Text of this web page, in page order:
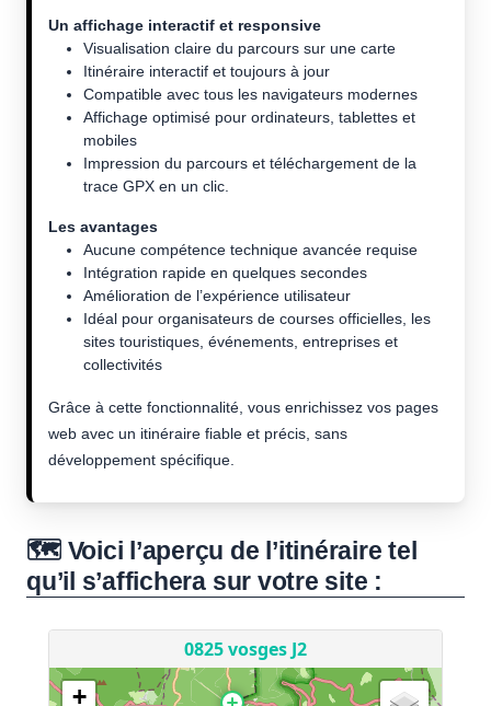
Un affichage interactif et responsive
Visualisation claire du parcours sur une carte
Itinéraire interactif et toujours à jour
Compatible avec tous les navigateurs modernes
Affichage optimisé pour ordinateurs, tablettes et
mobiles
Impression du parcours et téléchargement de la
trace GPX en un clic.
Les avantages
Aucune compétence technique avancée requise
Intégration rapide en quelques secondes
Amélioration de l’expérience utilisateur
Idéal pour organisateurs de courses officielles, les
sites touristiques, événements, entreprises et
collectivités
Grâce à cette fonctionnalité, vous enrichissez vos pages
web avec un itinéraire fiable et précis, sans
développement spécifique.
🗺️ Voici l’aperçu de l’itinéraire tel
qu’il s’affichera sur votre site :